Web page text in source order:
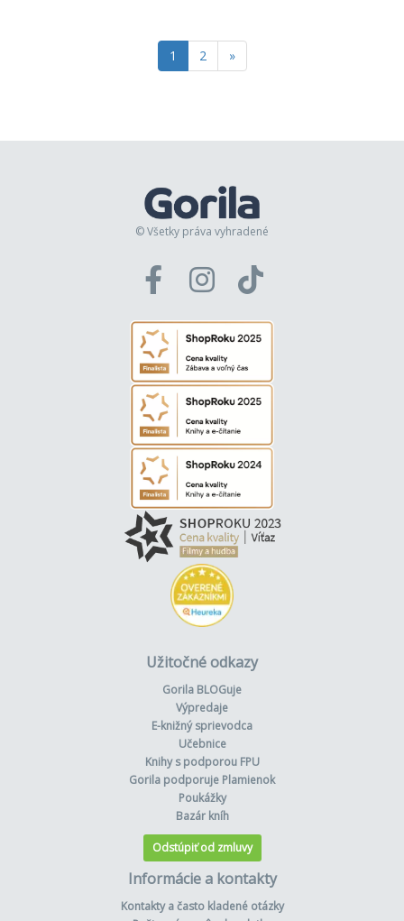
1 2 »
© Všetky práva vyhradené
Užitočné odkazy
Gorila BLOGuje
Výpredaje
E-knižný sprievodca
Učebnice
Knihy s podporou FPU
Gorila podporuje Plamienok
Poukážky
Bazár kníh
Odstúpiť od zmluvy
Informácie a kontakty
Kontakty a často kladené otázky